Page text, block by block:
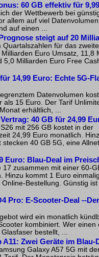
60 GB effektiv für
der Wettbewerb bei
allem auf viel
auf einen ...
steigt auf 20
für das
Euro Umsatz, 11,8
5,0 Milliarden Euro Free
14,99 Euro: Echte 5G-
Datenvolumen
als 15 Euro. Der Tarif
erhältlich, ...
40 GB für 24,99
mit 256 GB kostet in der
24,99 Euro monatlich.
40 GB 5G, eine
Euro: Blau-Deal im
zusammen mit einer 60-
Hinzu kommt 1 Euro
Bestellung. Günstig
Pro: E-Scooter-Deal --
wird ein monatlich
kombiniert. Wer einen
bestellt, ...
Zwei Geräte im Blau-
Galaxy A57 5G mit